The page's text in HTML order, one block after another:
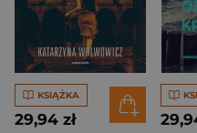
KSIĄŻKA
29,94 zł